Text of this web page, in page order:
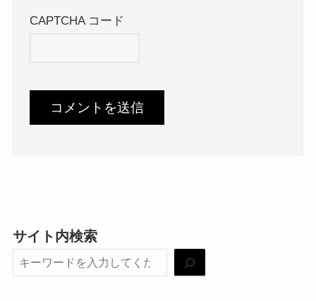
CAPTCHA コード
サイト内検索